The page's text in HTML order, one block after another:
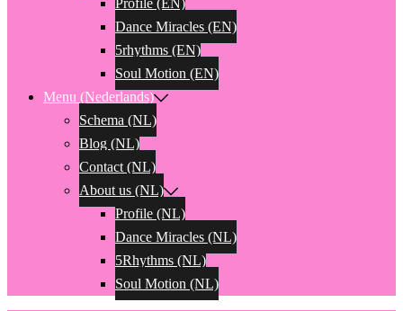
Profile (EN)
Dance Miracles (EN)
5rhythms (EN)
Soul Motion (EN)
Menu (Nederlands)
Schema (NL)
Blog (NL)
Contact (NL)
About us (NL)
Profile (NL)
Dance Miracles (NL)
5Rhythms (NL)
Soul Motion (NL)